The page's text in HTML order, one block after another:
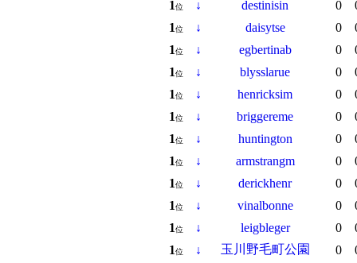
1位 ↓ destinisin 0
1位 ↓ daisytse 0
1位 ↓ egbertinab 0
1位 ↓ blysslarue 0
1位 ↓ henricksim 0
1位 ↓ briggereme 0
1位 ↓ huntington 0
1位 ↓ armstrangm 0
1位 ↓ derickhenr 0
1位 ↓ vinalbonne 0
1位 ↓ leigbleger 0
1位 ↓ 玉川野毛町公園 0